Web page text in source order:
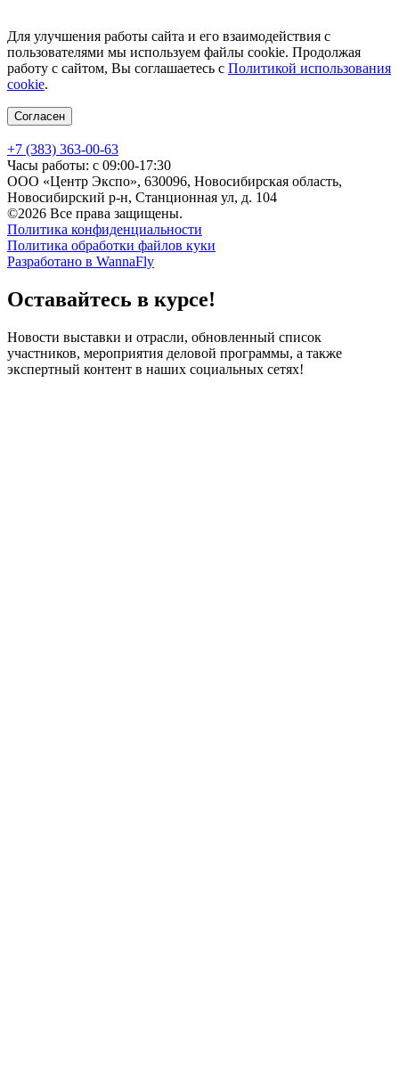
Для улучшения работы сайта и его взаимодействия с
пользователями мы используем файлы cookie. Продолжая
работу с сайтом, Вы соглашаетесь с Политикой использования
cookie.
Согласен
+7 (383) 363-00-63
Часы работы: с 09:00-17:30
ООО «Центр Экспо», 630096, Новосибирская область,
Новосибирский р-н, Станционная ул, д. 104
©2026 Все права защищены.
Политика конфиденциальности
Политика обработки файлов куки
Разработано в WannaFly
Оставайтесь в курсе!
Новости выставки и отрасли, обновленный список
участников, мероприятия деловой программы, а также
экспертный контент в наших социальных сетях!